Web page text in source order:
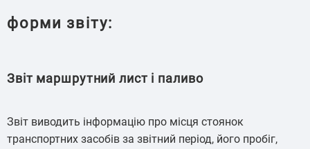
форми звіту:
Звіт маршрутний лист і паливо
Звіт виводить інформацію про місця стоянок
транспортних засобів за звітний період, його пробіг,